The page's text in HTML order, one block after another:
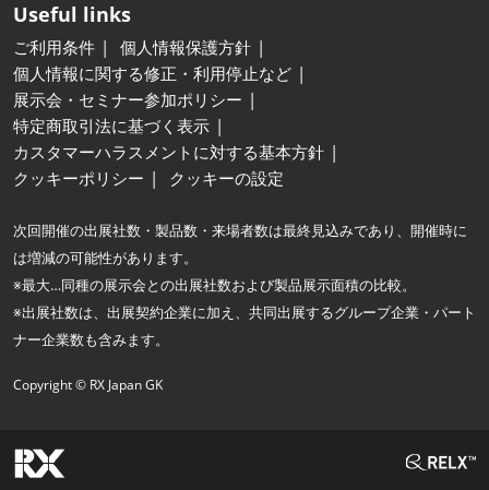
Useful links
ご利用条件
個人情報保護方針
個人情報に関する修正・利用停止など
展示会・セミナー参加ポリシー
特定商取引法に基づく表示
カスタマーハラスメントに対する基本方針
クッキーポリシー
クッキーの設定
次回開催の出展社数・製品数・来場者数は最終見込みであり、開催時に
は増減の可能性があります。
※最大…同種の展示会との出展社数および製品展示面積の比較。
※出展社数は、出展契約企業に加え、共同出展するグループ企業・パート
ナー企業数も含みます。
Copyright © RX Japan GK